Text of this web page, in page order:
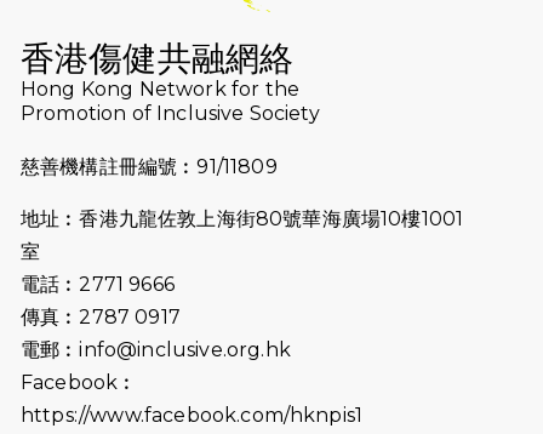
Why Not Run
2024-11-07
樂施毅行者｜毅行40「堅」並肩下周
五開鑼 逾4千健兒蓄勢待發
跑友黃志輝(Jeff)和鄭子健(Jason)
2024-10-22
#WhyNotRun 試跑員一號的領跑體
2024-10-01
港鐵「Chill Fun鐵路樂園」近8萬人
參加 邀視障、聽障人士入場促社會共
2024-08-11
Justice Bernstein’s interview with
香港傷健共融網絡
Hong Kong Network for the
Promotion of Inclusive Society
慈善機構註冊編號︰91/11809
地址︰香港九龍佐敦上海街80號華海廣場10樓1001
室
電話︰2771 9666
傳真︰2787 0917
電郵︰info@inclusive.org.hk
Facebook︰
https://www.facebook.com/hknpis1